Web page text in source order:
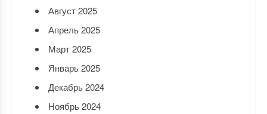
Август 2025
Апрель 2025
Март 2025
Январь 2025
Декабрь 2024
Ноябрь 2024